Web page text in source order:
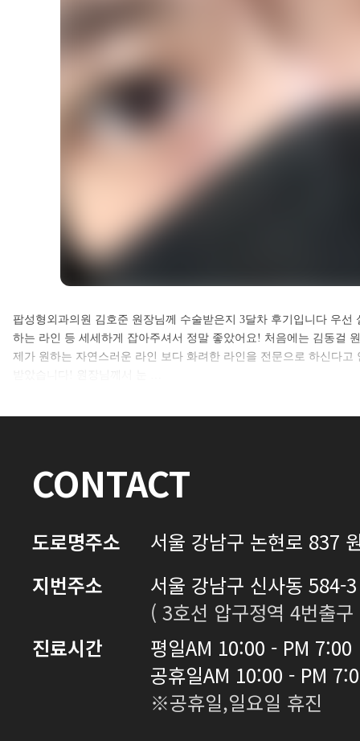
셀카후기 전체 내용은
로그인 후 확인하실 수 있습니다.
팝성형외과의원 김호준 원장님께 수술받은지 3달차 후기입니다 우
하는 라인 등 세세하게 잡아주셔서 정말 좋았어요! 처음에는 김동걸
제가 원하는 자연스러운 라인 보다 화려한 라인을 전문으로 하신다
받았습니다! 원장님께서 눈 …
CONTACT
도로명주소
서울 강남구 논현로 837
지번주소
서울 강남구 신사동 584-
( 3호선 압구정역 4번출
진료시간
평일AM 10:00 - PM 7:00
공휴일AM 10:00 - PM
※공휴일,일요일 휴진